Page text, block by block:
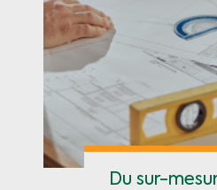
Du sur-